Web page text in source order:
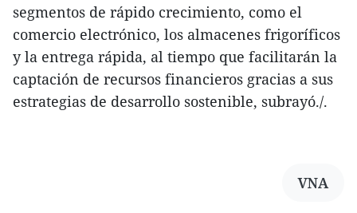
segmentos de rápido crecimiento, como el
comercio electrónico, los almacenes frigoríficos
y la entrega rápida, al tiempo que facilitarán la
captación de recursos financieros gracias a sus
estrategias de desarrollo sostenible, subrayó./.
VNA